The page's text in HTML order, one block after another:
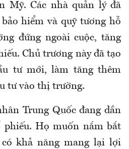
Mỹ. Các nhà quản lý đã
hiểm và quỹ tương hỗ
đứng ngoài cuộc, tăng
Chủ trương này đã tạo
tư mới, làm tăng thêm
tư vào thị trường.
Trung Quốc đang dần
phiếu. Họ muốn nắm bắt
khả năng mang lại lợi